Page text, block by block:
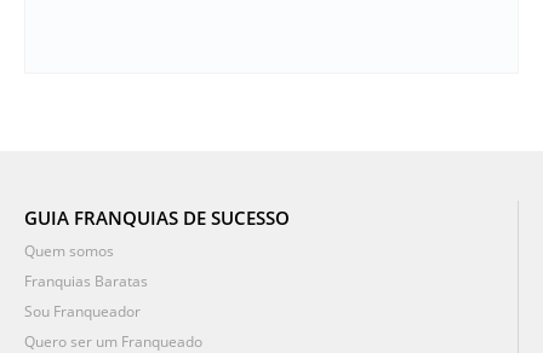
GUIA FRANQUIAS DE SUCESSO
Quem somos
Franquias Baratas
Sou Franqueador
Quero ser um Franqueado